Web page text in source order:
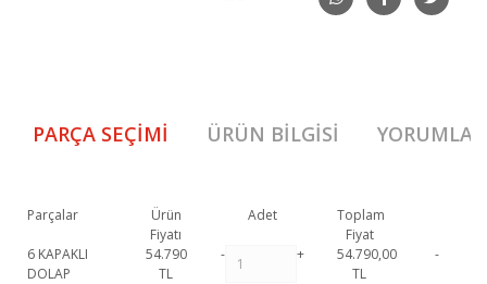
PARÇA SEÇIMI ÜRÜN BILGISI YORUMLAR
Parçalar
Ürün
Fiyatı
Adet
Toplam
Fiyat
6 KAPAKLI
DOLAP
54.790
TL
- +
54.790,00
TL
-